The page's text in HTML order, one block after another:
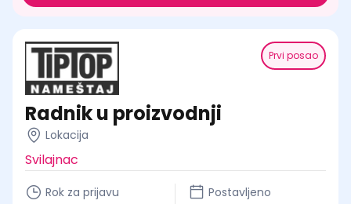
Prvi posao
Radnik u proizvodnji
Lokacija
Svilajnac
Rok za prijavu Postavljeno